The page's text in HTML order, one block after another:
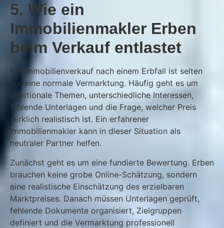
5. Wie ein
Immobilienmakler Erben
beim Verkauf entlastet
Ein Immobilienverkauf nach einem Erbfall ist selten
nur eine normale Vermarktung. Häufig geht es um
emotionale Themen, unterschiedliche Interessen,
fehlende Unterlagen und die Frage, welcher Preis
wirklich realistisch ist. Ein erfahrener
Immobilienmakler kann in dieser Situation als
neutraler Partner helfen.
Zunächst geht es um eine fundierte Bewertung. Erben
brauchen keine grobe Online-Schätzung, sondern
eine realistische Einschätzung des erzielbaren
Marktpreises. Danach müssen Unterlagen geprüft,
fehlende Dokumente organisiert, Zielgruppen
definiert und die Vermarktung professionell